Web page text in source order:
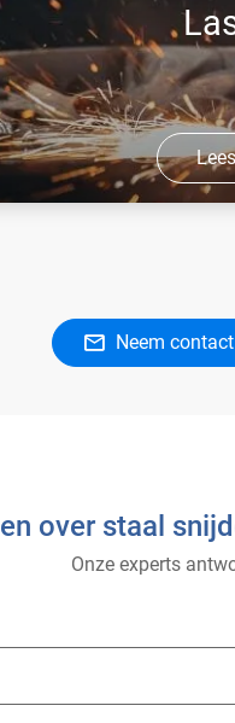
Neem
over staal
Onze experts